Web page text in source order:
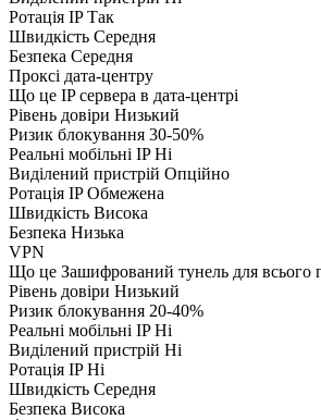
Ротація IPТак
Швидкість Середня
Безпека Середня
Проксі дата-центру
Що це IP сервера в дата-центрі
Рівень довіри Низький
Ризик блокування 30-50%
Реальні мобільні IPНі
Виділений пристрій Опційно
Ротація IPОбмежена
Швидкість Висока
Безпека Низька
VPN
Що це Зашифрований тунель для всього
Рівень довіри Низький
Ризик блокування 20-40%
Реальні мобільні IPНі
Виділений пристрій Ні
Ротація IPНі
Швидкість Середня
Безпека Висока